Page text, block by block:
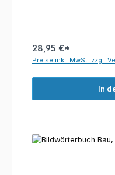
28,95 €*
Preise inkl. MwSt. zzgl.
In